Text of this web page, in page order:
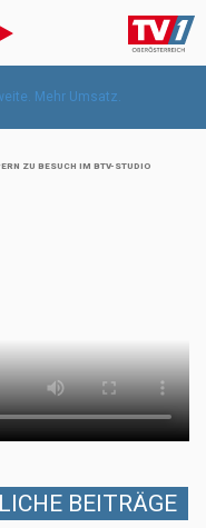
ZU BESUCH IM BTV-STUDIO
BEITRÄGE